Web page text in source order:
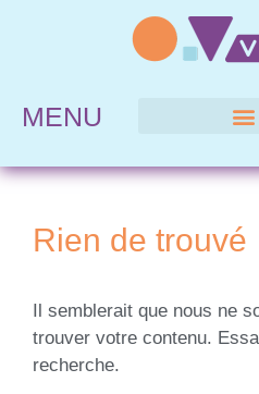
MENU
Rien de trouvé
Il semblerait que nous ne
trouver votre contenu.
recherche.